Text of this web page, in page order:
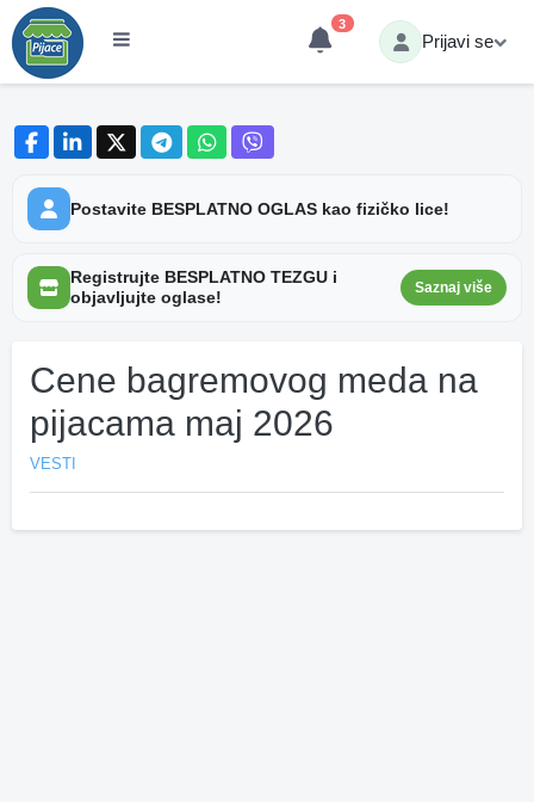
3
Prijavi se
Postavite BESPLATNO OGLAS kao fizičko lice!
Registrujte BESPLATNO TEZGU i
objavljujte oglase!
Saznaj više
Cene bagremovog meda na
pijacama maj 2026
VESTI